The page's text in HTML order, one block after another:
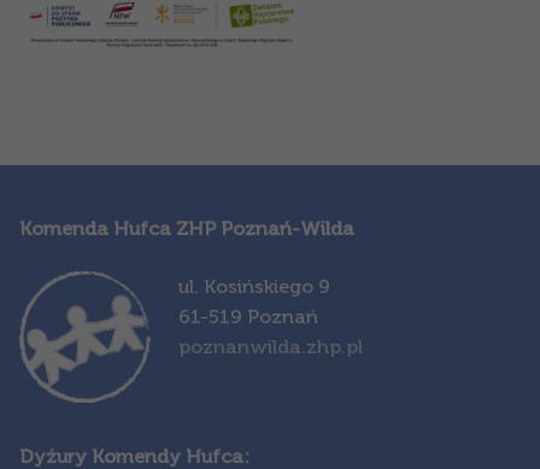
Komenda Hufca ZHP Poznań-Wilda
ul. Kosińskiego 9
61-519 Poznań
poznanwilda.zhp.pl
Dyżury Komendy Hufca: